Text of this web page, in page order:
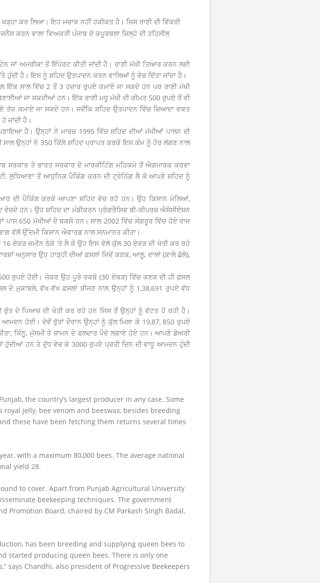
ਕਰ ਲਿਆ। ਇਹ ਮਜ਼ਾਕ ਨਹੀਂ ਹਕੀਕਤ ਹੈ। ਜਿਸ ਰਾਣੀ ਦੀ ਵਿੱਕਰੀ
ਕਰਨ ਵਾਲਾ ਵਿਅਕਤੀ ਪੰਜਾਬ ਦੇ ਕਪੂਰਥਲਾ ਜ਼ਿਲ੍ਹੇ ਦੀ ਤਹਿਸੀਲ
ਜਾਂ ਅਮਰੀਕਾ ਤੋਂ ਇੰਪੋਰਟ ਕੀਤੀ ਜਾਂਦੀ ਹੈ। ਰਾਣੀ ਮੱਖੀ ਤਿਆਰ ਕਰਨ ਲਈ
ਹੁੰਦੀ ਹੈ। ਇਸ ਨੂੰ ਸ਼ਹਿਦ ਉਤ‍ਪਾਦਨ ਕਰਨ ਵਾਲਿਆਂ ਨੂੰ ਵੇਚ ਦਿੱਤਾ ਜਾਂਦਾ ਹੈ।
ਇੱਕ ਸਾਲ ਵਿੱਚ 2 ਤੋਂ 3 ਹਜ਼ਾਰ ਰੁਪਏ ਕਮਾਏ ਜਾ ਸਕਦੇ ਹਨ ਪਰ ਰਾਣੀ ਮੱਖੀ
ਜਾ ਸਕਦੀਆਂ ਹਨ। ਇੱਕ ਰਾਣੀ ਮਧੂ ਮੱਖੀ ਦੀ ਕੀਮਤ 500 ਰੁਪਏ ਤੋਂ ਵੀ
ਤੱਕ ਕਮਾਏ ਜਾ ਸਕਦੇ ਹਨ। ਜਦੋਂਕਿ ਸ਼ਹਿਦ ਉਤਪਾਦਨ ਵਿੱਚ ਜ਼ਿਆਦਾ ਵਕਤ
ਜਾਂਦੀ ਹੈ।
ਹੈ। ਉਨ੍ਹਾਂ ਨੇ ਮਾਰਚ 1995 ਵਿੱਚ ਸ਼ਹਿਦ ਦੀਆਂ ਮੱਖੀਆਂ ਪਾਲਨ ਦੀ
ਉਨ੍ਹਾਂ ਨੇ 350 ਕਿੱਲੋ ਸ਼ਹਿਦ ਪ੍ਰਾਪਤ ਕਰਕੇ ਇਸ ਕੰਮ ਨੂੰ ਹੋਰ ਲੱਗਣ ਨਾਲ
ਸਰਕਾਰ ਤੇ ਭਾਰਤ ਸਰਕਾਰ ਦੇ ਮਾਰਕੀਟਿੰਗ ਮਹਿਕਮੇ ਤੋਂ ਐਗਮਾਰਕ ਕਰਵਾ
ਲੁਧਿਆਣਾ ਤੋਂ ਆਧੁਨਿਕ ਪੈਕਿੰਗ ਕਰਨ ਦੀ ਟ੍ਰੇਨਿੰਗ ਲੈ ਕੇ ਆਪਣੇ ਸ਼ਹਿਦ ਨੂੰ
ਦੀ ਪੈਕਿੰਗ ਕਰਕੇ ਆਪਣਾ ਸ਼ਹਿਦ ਵੇਚ ਰਹੇ ਹਨ। ਉਹ ਕਿਸਾਨ ਮੇਲਿਆਂ,
ਵੇਚਦੇ ਹਨ। ਉਹ ਸ਼ਹਿਦ ਦਾ ਮੰਡੀਕਰਨ ਪ੍ਰੋਗਰੈਸਿਵ ਬੀ-ਕੀਪਰਜ਼ ਐਸੋਸੀਏਸ਼ਨ
ਪਾਸ 650 ਮੱਖੀਆਂ ਦੇ ਬਕਸੇ ਹਨ। ਸਾਲ 2002 ਵਿੱਚ ਸੰਗਰੂਰ ਵਿੱਚ ਹੋਏ ਰਾਜ
ਵੱਲੋਂ ਉੱਦਮੀ ਕਿਸਾਨ ਐਵਾਰਡ ਨਾਲ ਸਨਮਾਨਤ ਕੀਤਾ।
16 ਏਕੜ ਜ਼ਮੀਨ ਠੇਕੇ ’ਤੇ ਲੈ ਕੇ ਉਹ ਇਸ ਵੇਲੇ ਕੁੱਲ 30 ਏਕੜ ਦੀ ਖੇਤੀ ਕਰ ਰਹੇ
ਅਨੁਸਾਰ ਉਹ ਹਾੜ੍ਹੀ ਦੀਆਂ ਫ਼ਸਲਾਂ ਜਿਵੇਂ ਕਣਕ, ਆਲੂ, ਦਾਲਾਂ (ਕਾਲੇ ਛੋਲੇ),
ਰੁਪਏ ਹੋਈ। ਜੇਕਰ ਉਹ ਪੂਰੇ ਰਕਬੇ (30 ਏਕੜ) ਵਿੱਚ ਕਣਕ ਦੀ ਹੀ ਫ਼ਸਲ
ਦੇ ਮੁਕਾਬਲੇ, ਵੱਖ-ਵੱਖ ਫ਼ਸਲਾਂ ਬੀਜਣ ਨਾਲ ਉਨ੍ਹਾਂ ਨੂੰ 1,38,691 ਰੁਪਏ ਵੱਧ
ਰੁੱਤ ਦੇ ਪਿਆਜ਼ ਦੀ ਖੇਤੀ ਕਰ ਰਹੇ ਹਨ ਜਿਸ ਤੋਂ ਉਨ੍ਹਾਂ ਨੂੰ ਵੱਟਤ ਹੋ ਰਹੀ ਹੈ।
ਆਮਦਨ ਹੋਈ। ਦੋਵੇਂ ਰੁੱਤਾਂ ਦੌਰਾਨ ਉਨ੍ਹਾਂ ਨੂੰ ਕੁੱਲ ਮਿਲਾ ਕੇ 19,87, 850 ਰੁਪਏ
ਕਿੰਨੂ, ਮੁੱਸਮੀ ਤੇ ਜ਼ਾਮਨ ਦੇ ਫਲਦਾਰ ਪੌਦੇ ਲਗਾਏ ਹੋਏ ਹਨ। ਆਪਣੇ ਡੇਅਰੀ
ਹੁੰਦੀਆਂ ਹਨ ਤੇ ਦੁੱਧ ਵੇਚ ਕੇ 3000 ਰੁਪਏ ਪ੍ਰਤੀ ਦਿਨ ਦੀ ਵਾਧੂ ਆਮਦਨ ਹੁੰਦੀ
the country’s largest producer in any case. Some
jelly, bee venom and beeswax, besides breeding
these have been fetching them returns several times
with a maximum 80,000 bees. The average national
yield 28.
to cover. Apart from Punjab Agricultural University
beekeeping techniques. The government
Promotion Board, chaired by CM Parkash Singh Badal,
has been breeding and supplying queen bees to
started producing queen bees. There is only one
says Chandhi, also president of Progressive Beekeepers